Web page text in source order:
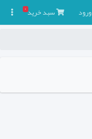
ورود سبدخرید۰